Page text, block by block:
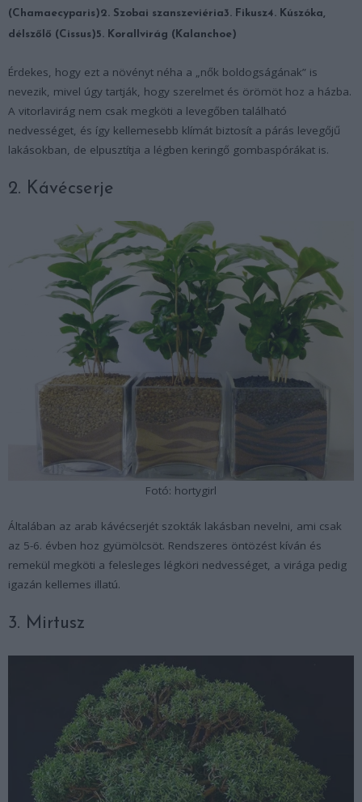
(Chamaecyparis)2. Szobai szanszeviéria3. Fikusz4. Kúszóka,
délszőlő (Cissus)5. Korallvirág (Kalanchoe)
Érdekes, hogy ezt a növényt néha a „nők boldogságának” is
nevezik, mivel úgy tartják, hogy szerelmet és örömöt hoz a házba.
A vitorlavirág nem csak megköti a levegőben található
nedvességet, és így kellemesebb klímát biztosít a párás levegőjű
lakásokban, de elpusztítja a légben keringő gombaspórákat is.
2. Kávécserje
Fotó: hortygirl
Általában az arab kávécserjét szokták lakásban nevelni, ami csak
az 5-6. évben hoz gyümölcsöt. Rendszeres öntözést kíván és
remekül megköti a felesleges légköri nedvességet, a virága pedig
igazán kellemes illatú.
3. Mirtusz